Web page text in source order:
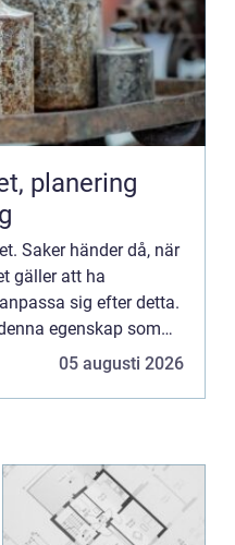
Saker händer då, när
gäller att ha
sig efter detta.
egenskap som
framgångsrika
05 augusti 2026